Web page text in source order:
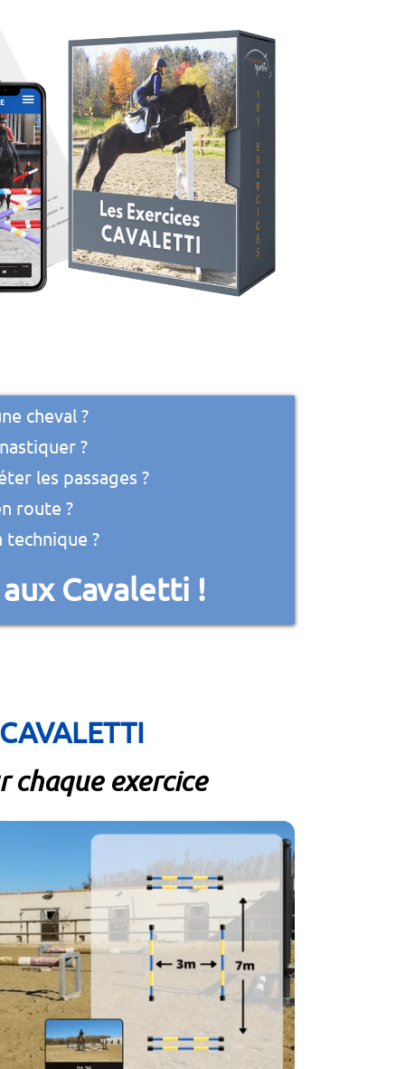
cheval ?
?
les passages ?
route ?
technique ?
Cavaletti !
chaque exercice